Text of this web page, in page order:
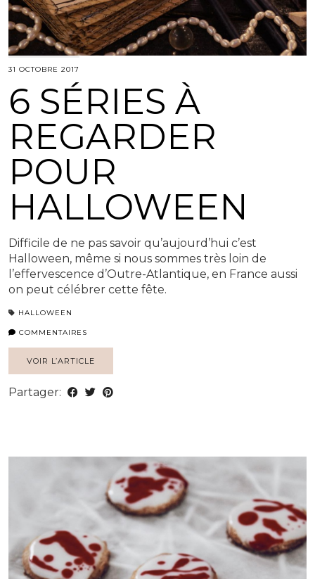
31 OCTOBRE 2017
6 SÉRIES À
REGARDER
POUR
HALLOWEEN
Difficile de ne pas savoir qu’aujourd’hui c’est
Halloween, même si nous sommes très loin de
l’effervescence d’Outre-Atlantique, en France aussi
on peut célébrer cette fête.
HALLOWEEN
COMMENTAIRES
VOIR L’ARTICLE
Partager: